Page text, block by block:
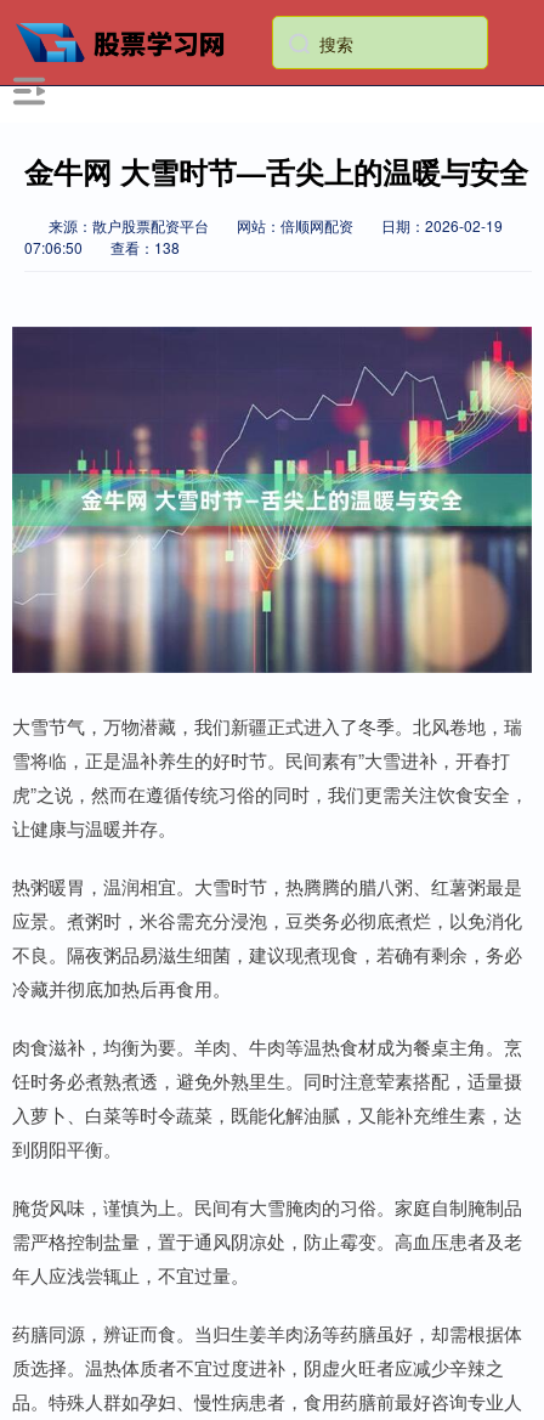
金牛网 大雪时节—舌尖上的温暖与安全
来源：散户股票配资平台 网站：倍顺网配资
日期：2026-02-19
07:06:50
查看：138
大雪节气，万物潜藏，我们新疆正式进入了冬季。北风卷地，瑞
雪将临，正是温补养生的好时节。民间素有”大雪进补，开春打
虎”之说，然而在遵循传统习俗的同时，我们更需关注饮食安全，
让健康与温暖并存。
热粥暖胃，温润相宜。大雪时节，热腾腾的腊八粥、红薯粥最是
应景。煮粥时，米谷需充分浸泡，豆类务必彻底煮烂，以免消化
不良。隔夜粥品易滋生细菌，建议现煮现食，若确有剩余，务必
冷藏并彻底加热后再食用。
肉食滋补，均衡为要。羊肉、牛肉等温热食材成为餐桌主角。烹
饪时务必煮熟煮透，避免外熟里生。同时注意荤素搭配，适量摄
入萝卜、白菜等时令蔬菜，既能化解油腻，又能补充维生素，达
到阴阳平衡。
腌货风味，谨慎为上。民间有大雪腌肉的习俗。家庭自制腌制品
需严格控制盐量，置于通风阴凉处，防止霉变。高血压患者及老
年人应浅尝辄止，不宜过量。
药膳同源，辨证而食。当归生姜羊肉汤等药膳虽好，却需根据体
质选择。温热体质者不宜过度进补，阴虚火旺者应减少辛辣之
品。特殊人群如孕妇、慢性病患者，食用药膳前最好咨询专业人